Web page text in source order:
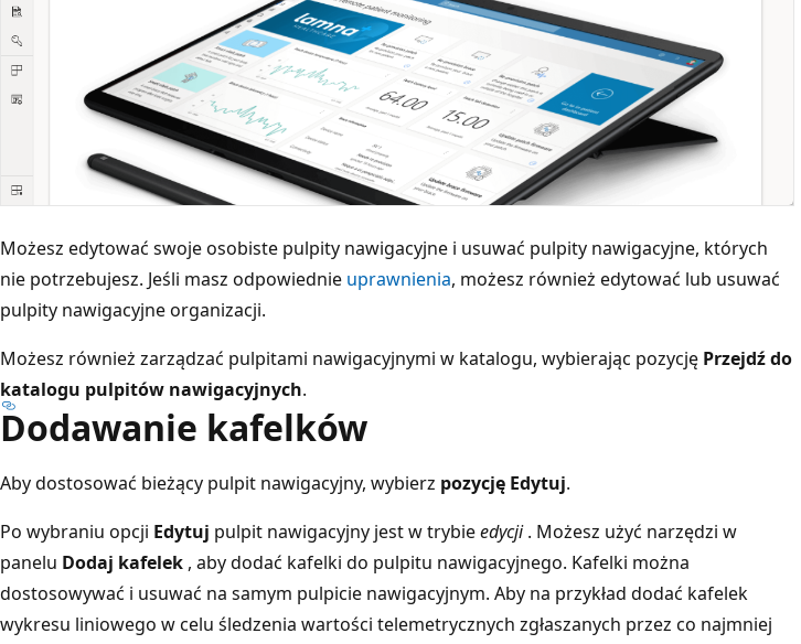
Możesz edytować swoje osobiste pulpity nawigacyjne i usuwać pulpity nawigacyjne, których
nie potrzebujesz. Jeśli masz odpowiednie uprawnienia, możesz również edytować lub usuwać
pulpity nawigacyjne organizacji.
Możesz również zarządzać pulpitami nawigacyjnymi w katalogu, wybierając pozycję Przejdź do
katalogu pulpitów nawigacyjnych.
Dodawanie kafelków
Aby dostosować bieżący pulpit nawigacyjny, wybierz pozycję Edytuj.
Po wybraniu opcji Edytuj pulpit nawigacyjny jest w trybieedycji. Możesz użyć narzędzi w
panelu Dodaj kafelek , aby dodać kafelki do pulpitu nawigacyjnego. Kafelki można
dostosowywać i usuwać na samym pulpicie nawigacyjnym. Aby na przykład dodać kafelek
wykresu liniowego w celu śledzenia wartości telemetrycznych zgłaszanych przez co najmniej